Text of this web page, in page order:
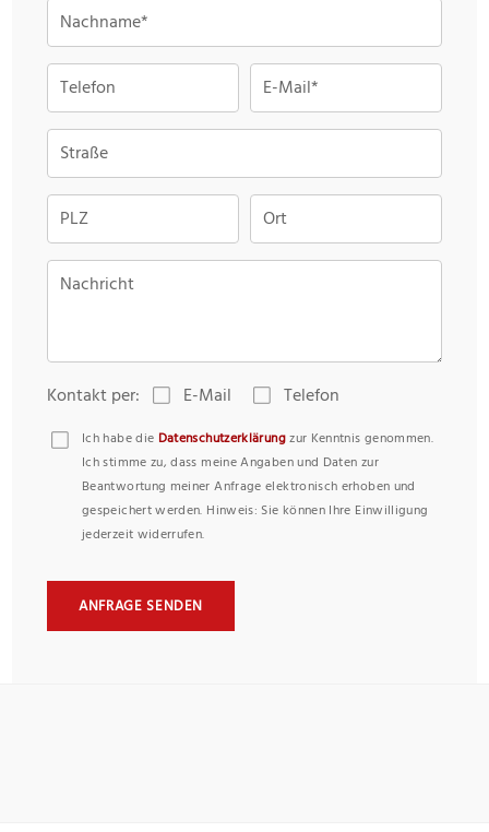
Nachname*
Telefon E-Mail*
Straße
PLZ Ort
Nachricht
Kontakt per: E-Mail Telefon
Ich habe die Datenschutzerklärungzur Kenntnis genommen.
Ich stimme zu, dass meine Angaben und Daten zur
Beantwortung meiner Anfrage elektronisch erhoben und
gespeichert werden. Hinweis: Sie können Ihre Einwilligung
jederzeit widerrufen.
ANFRAGE SENDEN